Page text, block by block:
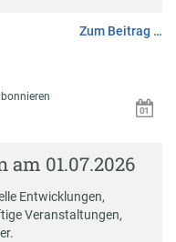
Zum Beitrag …
01.07.2026
Entwicklungen,
Veranstaltungen,